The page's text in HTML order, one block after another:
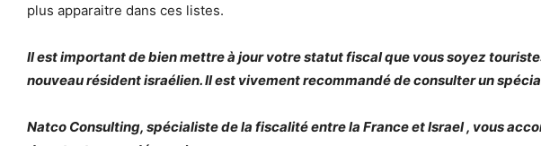
plus apparaitre dans ces listes.
Il est important de bien mettre à jour votre statut fiscal que vous soyez
nouveau résident israélien. Il est vivement recommandé de consulter un
Natco Consulting, spécialiste de la fiscalité entre la France et Israel , vous